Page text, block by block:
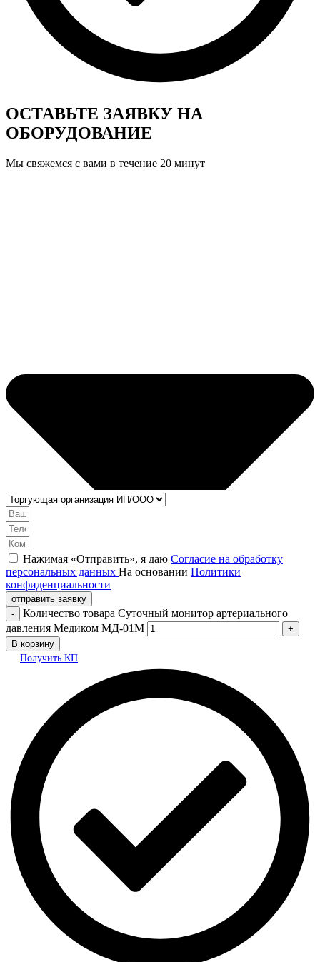
ОСТАВЬТЕ ЗАЯВКУ НА
ОБОРУДОВАНИЕ
Мы свяжемся с вами в течение 20 минут
Нажимая «Отправить», я даю Согласие на обработку
персональных данных На основании Политики
конфиденциальности
отправить заявку
Количество товара Суточный монитор артериального
давления Медиком МД-01М
В корзину
Получить КП